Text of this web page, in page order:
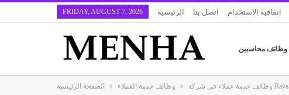
FRIDAY, AUGUST 7, 2026 الرئيسية اتصل بنا اتفاقية الاستخدام
وظائف محاسبين
الصفحة الرئيسية وظائف خدمة العملاء وظائف خدمة عملاء فى شركة Raya